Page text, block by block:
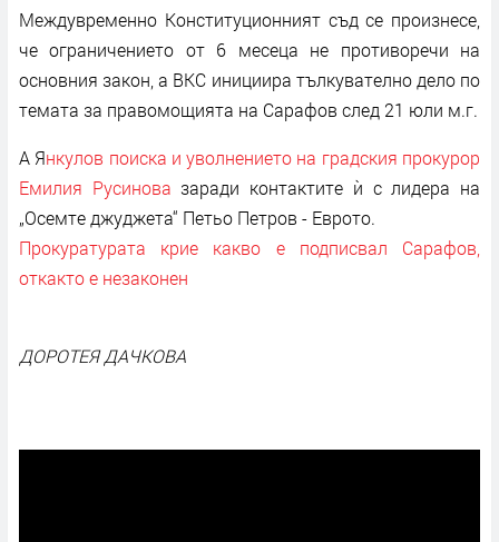
Междувременно Конституционният съд се произнесе,
че ограничението от 6 месеца не противоречи на
основния закон, а ВКС инициира тълкувателно дело по
темата за правомощията на Сарафов след 21 юли м.г.
А Янкулов поиска и уволнението на градския прокурор
Емилия Русинова заради контактите ѝ с лидера на
„Осемте джуджета“ Петьо Петров - Еврото.
Прокуратурата крие какво е подписвал Сарафов,
откакто е незаконен
ДОРОТЕЯ ДАЧКОВА